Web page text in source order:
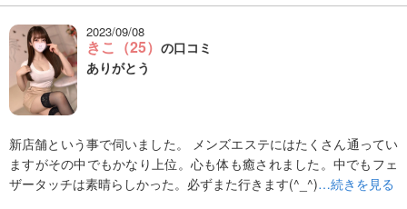
2023/09/08
きこ（25） の口コミ
ありがとう
新店舗という事で伺いました。 メンズエステにはたくさん通ってい
ますがその中でもかなり上位。心も体も癒されました。中でもフェ
ザータッチは素晴らしかった。必ずまた行きます(^_^)…続きを見る